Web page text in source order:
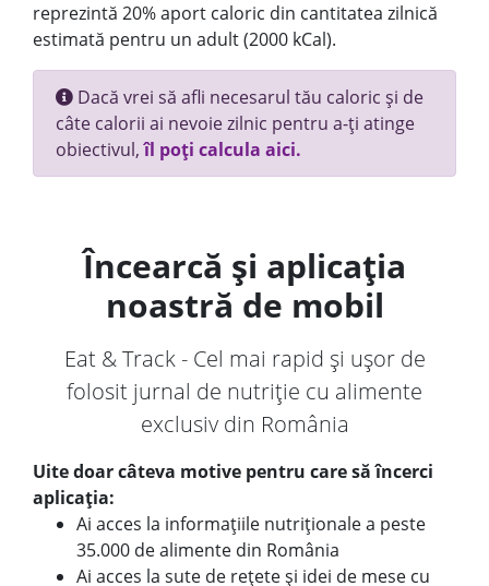
reprezintă 20% aport caloric din cantitatea zilnică
estimată pentru un adult (2000 kCal).
Dacă vrei să afli necesarul tău caloric și de
câte calorii ai nevoie zilnic pentru a-ți atinge
obiectivul,îl poți calcula aici.
Încearcă și aplicația
noastră de mobil
Eat & Track - Cel mai rapid și ușor de
folosit jurnal de nutriție cu alimente
exclusiv din România
Uite doar câteva motive pentru care să încerci
aplicația:
Ai acces la informațiile nutriționale a peste
35.000 de alimente din România
Ai acces la sute de rețete și idei de mese cu